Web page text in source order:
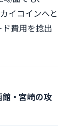
イコインへと
費用を捻出
・宮崎の攻